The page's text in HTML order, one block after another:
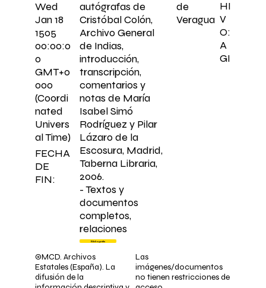
FECHA
DE
FIN:
Wed
Jan 18
1505
00:00:0
0
GMT+0
000
(Coordi
nated
Univers
al Time)
©MCD. Archivos
Estatales (España). La
difusión de la
autógrafas de
Cristóbal Colón,
Archivo General
de Indias,
introducción,
transcripción,
comentarios y
notas de María
Isabel Simó
Rodríguez y Pilar
Lázaro de la
Escosura, Madrid,
Taberna Libraria,
2006.
- Textos y
documentos
completos,
relaciones
Bibliografía
de
Veragua
Las
imágenes/documentos
no tienen restricciones de
HI
V
O:
A
GI